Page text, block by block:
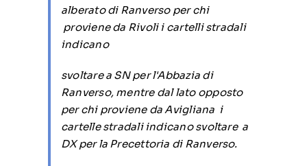
alberato di Ranverso per chi
proviene da Rivoli i cartelli stradali
indicano
svoltare a SN per l'Abbazia di
Ranverso, mentre dal lato opposto
per chi proviene da Avigliana i
cartelle stradali indicano svoltare a
DX per la Precettoria di Ranverso.